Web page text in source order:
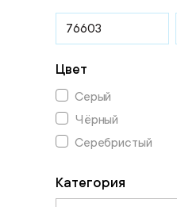
Цвет
Серый
Чёрный
Серебристый
Категория